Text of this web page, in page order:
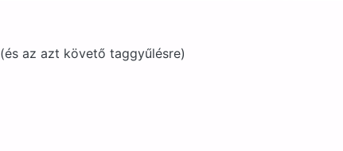
(és az azt követő taggyűlésre)